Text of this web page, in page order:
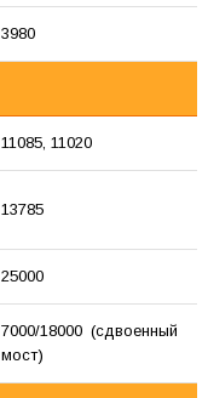
3980
11085, 11020
13785
25000
7000/18000 (сдвоенный
мост)